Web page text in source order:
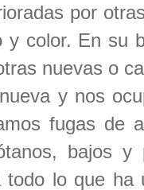
por
y color. En su
nuevas o
y nos
fugas de
bajos
todo lo que